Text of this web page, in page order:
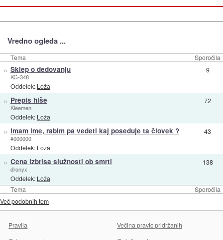
Vredno ogleda ...
Tema Sporočila
Tema Sporočila
» Sklep o dedovanju
KG-348
Oddelek: Loža
9
» Prepis hiše
Kleemen
Oddelek: Loža
72
» imam ime, rabim pa vedeti kaj poseduje ta človek ?
#000000
Oddelek: Loža
43
» Cena izbrisa služnosti ob smrti
dronyx
Oddelek: Loža
138
Več podobnih tem
Pravila
Večina pravic pridržanih